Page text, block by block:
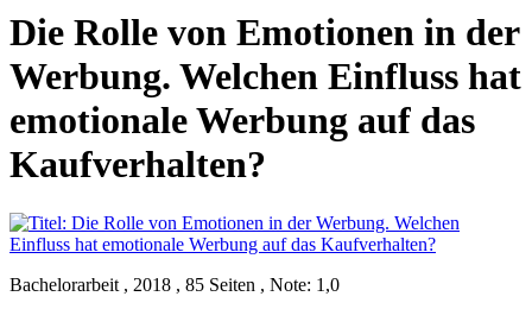
Die Rolle von Emotionen in der
Werbung. Welchen Einfluss hat
emotionale Werbung auf das
Kaufverhalten?
Bachelorarbeit , 2018 , 85 Seiten , Note: 1,0